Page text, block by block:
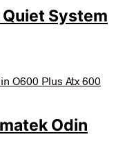
System
Odin